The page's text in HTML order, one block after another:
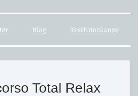
Blog Testimonianze
Total Relax